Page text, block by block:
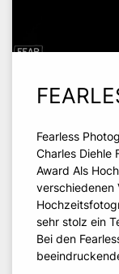
Fearless
Charles Diehle
Award Als
verschiedenen
sehr stolz ein
Bei den